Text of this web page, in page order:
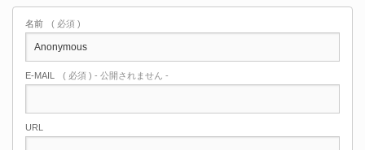
名前 ( 必須 )
E-MAIL ( 必須 ) - 公開されません -
URL